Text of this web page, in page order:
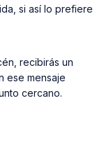
si así lo prefiere
recibirás un
ese mensaje
cercano.